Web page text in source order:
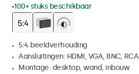
100+ stuks beschikbaar
5:4 beeldverhouding
Aansluitingen: HDMI, VGA, BNC, RCA
Montage: desktop, wand, inbouw